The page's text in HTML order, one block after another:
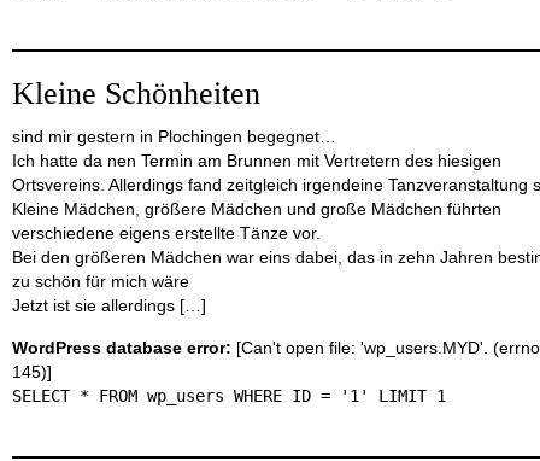
Kleine Schönheiten
sind mir gestern in Plochingen begegnet…
Ich hatte da nen Termin am Brunnen mit Vertretern des hiesigen
Ortsvereins. Allerdings fand zeitgleich irgendeine Tanzveranstaltung
Kleine Mädchen, größere Mädchen und große Mädchen führten
verschiedene eigens erstellte Tänze vor.
Bei den größeren Mädchen war eins dabei, das in zehn Jahren
zu schön für mich wäre
Jetzt ist sie allerdings […]
WordPress database error: [Can't open file: 'wp_users.MYD'.
145)]
SELECT * FROM wp_users WHERE ID = '1' LIMIT 1